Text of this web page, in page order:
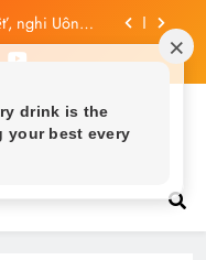
trên
Lung, vừa
“rò rỉ” dư
trên
hổi